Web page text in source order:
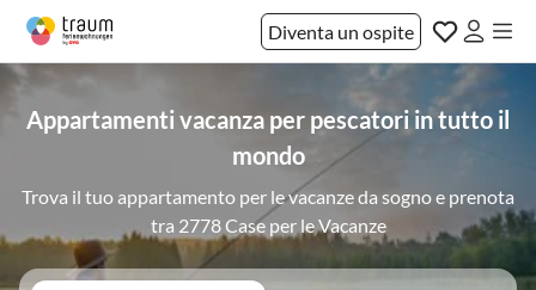
Diventa un ospite
Appartamenti vacanza per pescatori in tutto il
mondo
Trova il tuo appartamento per le vacanze da sogno e prenota
tra 2778 Case per le Vacanze